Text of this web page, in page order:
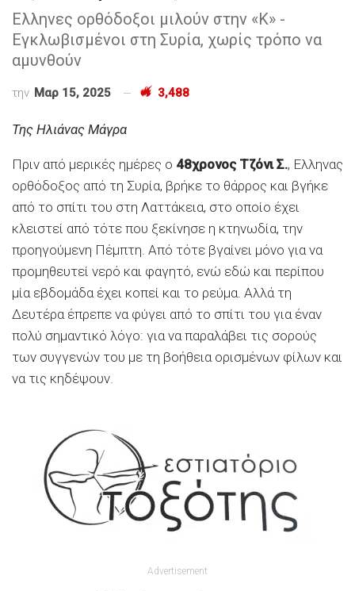
Ελληνες ορθόδοξοι μιλούν στην «Κ» -
Εγκλωβισμένοι στη Συρία, χωρίς τρόπο να
αμυνθούν
την Μαρ 15, 2025 3,488
Της Ηλιάνας Μάγρα
Πριν από μερικές ημέρες ο 48χρονος Τζόνι Σ., Ελληνας
ορθόδοξος από τη Συρία, βρήκε το θάρρος και βγήκε
από το σπίτι του στη Λαττάκεια, στο οποίο έχει
κλειστεί από τότε που ξεκίνησε η κτηνωδία, την
προηγούμενη Πέμπτη. Από τότε βγαίνει μόνο για να
προμηθευτεί νερό και φαγητό, ενώ εδώ και περίπου
μία εβδομάδα έχει κοπεί και το ρεύμα. Αλλά τη
Δευτέρα έπρεπε να φύγει από το σπίτι του για έναν
πολύ σημαντικό λόγο: για να παραλάβει τις σορούς
των συγγενών του με τη βοήθεια ορισμένων φίλων και
να τις κηδέψουν.
Advertisement